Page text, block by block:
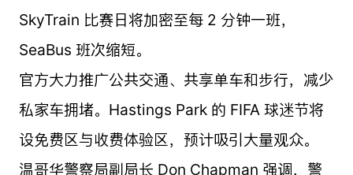
SkyTrain 比赛日将加密至每 2 分钟一班，
SeaBus 班次缩短。
官方大力推广公共交通、共享单车和步行，减少
私家车拥堵。Hastings Park 的 FIFA 球迷节将
设免费区与收费体验区，预计吸引大量观众。
温哥华警察局副局长 Don Chapman 强调，警